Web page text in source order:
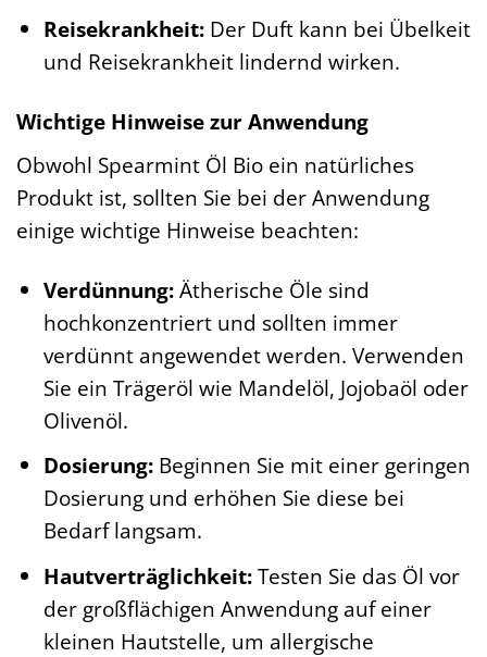
Reisekrankheit:Der Duft kann bei Übelkeit
und Reisekrankheit lindernd wirken.
Wichtige Hinweise zur Anwendung
Obwohl Spearmint Öl Bio ein natürliches
Produkt ist, sollten Sie bei der Anwendung
einige wichtige Hinweise beachten:
Verdünnung:Ätherische Öle sind
hochkonzentriert und sollten immer
verdünnt angewendet werden. Verwenden
Sie ein Trägeröl wie Mandelöl, Jojobaöl oder
Olivenöl.
Dosierung:Beginnen Sie mit einer geringen
Dosierung und erhöhen Sie diese bei
Bedarf langsam.
Hautverträglichkeit:Testen Sie das Öl vor
der großflächigen Anwendung auf einer
kleinen Hautstelle, um allergische